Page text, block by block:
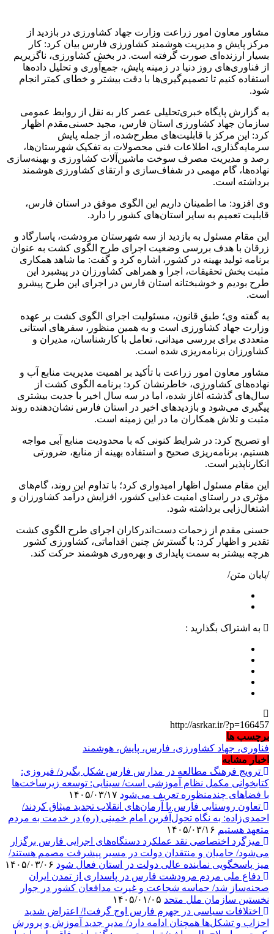
مشاور معاون امور زراعت وزارت جهاد کشاورزی در بازدید از
مرکز پایش و مدیریت هوشمند کشاورزی فارس بیان کرد: کار
بسیار ارزنده‌ای صورت گرفته است. در بخش کشاورزی، ناگزیریم
از فناوری‌های روز دنیا در زمینه پایش، جمع‌آوری و تحلیل داده‌ها
استفاده کنیم تا تصمیم‌گیری‌ها با دقت بیشتر و خطای کمتر انجام
شود.
به گزارش پایگاه خبری‌تحلیلی عصر کار به نقل از روابط عمومی
سازمان جهاد کشاورزی استان فارس، مجید حسنی‌مقدم اظهار
کرد: این مرکز با قابلیت‌های مطرح‌شده، از جمله پایش
سرمایه‌گذاری، اطلاعات فنی محصولات به تفکیک شهرستان‌ها،
رصد و مدیریت مصرف سوخت ماشین‌آلات کشاورزی و بهینه‌سازی
نهاده‌ها، گام مهمی در شفاف‌سازی و ارتقای کشاورزی هوشمند
برداشته است.
وی افزود: ما اطمینان داریم این الگوی موفق در استان فارس،
قابلیت تعمیم به سایر استان‌های کشور را دارد.
این مقام مسئول به بازدید از سه شهرستان مرودشت، پاسارگاد و
زرقان با هدف بررسی وضعیت اجرای طرح الگوی کشت به عنوان
برنامه تولید بهینه در کشور، اشاره کرد و گفت: ما شاهد همکاری
مثبت بخش تحقیقات، اجرا و همراهی کشاورزان در پیشبرد این
طرح بودیم و خوشبختانه استان فارس در اجرای این طرح پیشرو
است.
به گفته وی؛ طبق قانون، مسئولیت اجرای الگوی کشت بر عهده
وزارت جهاد کشاورزی است و به همین منظور، سفرهای استانی
متعددی برای بررسی میدانی، تعامل با کارشناسان، مدیران و
کشاورزان برنامه‌ریزی شده است‌.
مشاور معاون امور زراعت با تأکید بر اهمیت مدیریت منابع آب و
نهاده‌های کشاورزی، خاطرنشان کرد: برنامه الگوی کشت از
سال‌های گذشته آغاز شده، اما در سه سال اخیر با جدیت بیشتری
پیگیری می‌شود و بازدیدهای اخیر در استان فارس نشان‌دهنده روند
مثبت و تلاش همکاران ما در این زمینه است.
او تصریح کرد: در شرایط کنونی که با محدودیت منابع آبی مواجه
هستیم، برنامه‌ریزی صحیح و استفاده بهینه از منابع، ضرورتی
انکارناپذیر است.
این مقام مسئول اظهار امیدواری کرد؛ با تداوم این روند، گام‌های
مؤثری در راستای امنیت غذایی کشور، افزایش درآمد کشاورزان و
اشتغال‌زایی برداشته شود.
حسنی مقدم از زحمات دست‌اندرکاران اجرای طرح الگوی کشت
تقدیر و اظهار کرد: با گسترش چنین اقداماتی، کشاورزی کشور
هرچه بیشتر به سمت پایداری و بهره‌وری هوشمند حرکت کند.
/پایان متن/
به اشتراک بگذارید :
http://asrkar.ir/?p=166457
برچسب ها
فناوری، جهاد کشاورزی، فارس، پایش، هوشمند
اخبار مشابه
ترویج فرهنگ مطالعه در مدارس فارس شکل بگیرد/ فیروزی:
کتابخوانی مکمل نظام آموزشی است/ سینایی: توسعه زیرساخت‌ها
با فضاهای چندمنظوره تعریف می‌شود
تعاون روستایی فارس با آرمان‌های انقلاب تجدید میثاق کردند/
احمدی‌زاده: به نگاه تحول‌آفرین امام خمینی (ره) در خدمت به مردم
متعهد هستیم
میزگرد اختصاصی نقد عملکرد دستگاه‌های اجرایی فارس برگزار
می‌شود/ حامیان و منتقدان دولت در مسیر پیشرفت مصمم هستند/
میز پاسخگویی نماینده عالی دولت در استان فعال شود
دفاع ملی مردم مرودشت فارس در پاسداری از تمدن ایران
صحنه‌ساز شد/ حماسه شجاعت و غیرت مدافعان کشور در جوار
نخستین سازمان ملل متحد
اختلافات سیاسی در جهرم فارس اوج گرفت!/ اعتراض شدید
احزاب و تشکل‌ها همچنان ادامه دارد/ مدیر جدید آموزش و پرورش